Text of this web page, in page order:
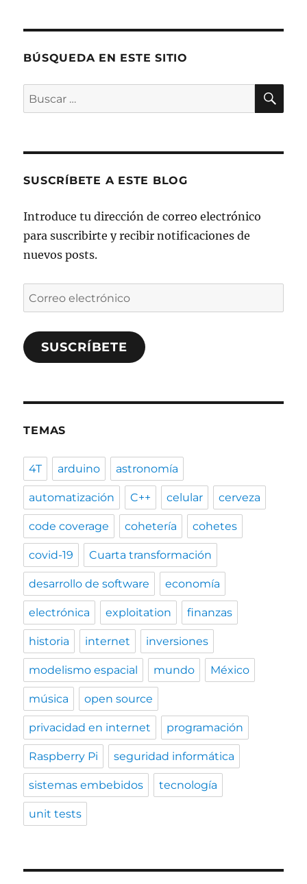
BÚSQUEDA EN ESTE SITIO
Buscar
por:
SUSCRÍBETE A ESTE BLOG
Introduce tu dirección de correo electrónico
para suscribirte y recibir notificaciones de
nuevos posts.
Correo
electrónico
SUSCRÍBETE
TEMAS
4T arduino astronomía
automatización C++ celular cerveza
code coverage cohetería cohetes
covid-19 Cuarta transformación
desarrollo de software economía
electrónica exploitation finanzas
historia internet inversiones
modelismo espacial mundo México
música open source
privacidad en internet programación
Raspberry Pi seguridad informática
sistemas embebidos tecnología
unit tests